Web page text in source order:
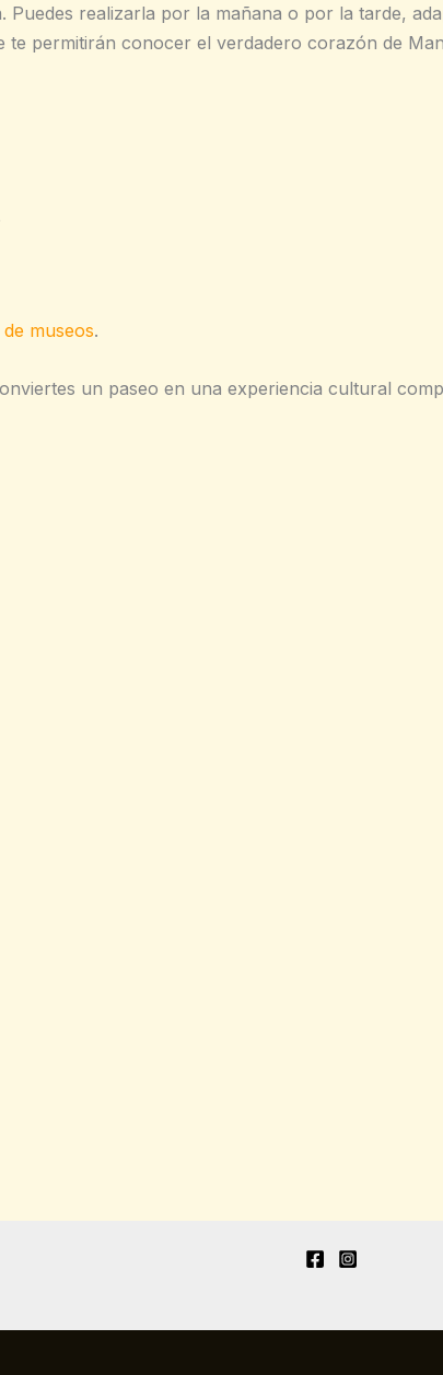
Puedes realizarla por la mañana o por la tarde,
permitirán conocer el verdadero corazón de
museos.
un paseo en una experiencia cultural